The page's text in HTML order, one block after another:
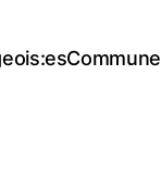
Commune